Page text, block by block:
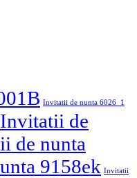
Invitatii de nunta 6026_1
Invitatii de
de nunta
9158ek Invitatii